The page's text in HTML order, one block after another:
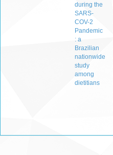
during the
SARS-
COV-2
Pandemic
: a
Brazilian
nationwide
study
among
dietitians